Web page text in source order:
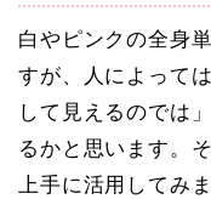
白やピンクの全身
すが、人によって
して見えるのでは
るかと思います。
上手に活用してみま